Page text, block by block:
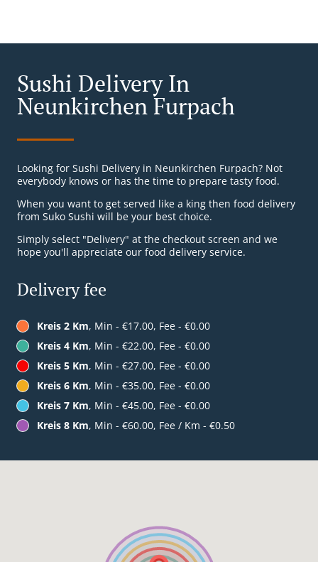
Sushi Delivery In
Neunkirchen Furpach
Looking for Sushi Delivery in Neunkirchen Furpach? Not
everybody knows or has the time to prepare tasty food.
When you want to get served like a king then food delivery
from Suko Sushi will be your best choice.
Simply select "Delivery" at the checkout screen and we
hope you'll appreciate our food delivery service.
Delivery fee
Kreis 2 Km, Min - €17.00, Fee - €0.00
Kreis 4 Km, Min - €22.00, Fee - €0.00
Kreis 5 Km, Min - €27.00, Fee - €0.00
Kreis 6 Km, Min - €35.00, Fee - €0.00
Kreis 7 Km, Min - €45.00, Fee - €0.00
Kreis 8 Km, Min - €60.00, Fee / Km - €0.50